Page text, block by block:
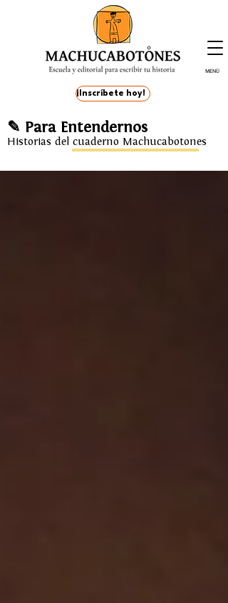
¡Inscríbete hoy!
MENÚ
✎ Para Entendernos
Historias del cuaderno Machucabotones